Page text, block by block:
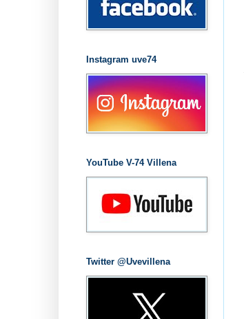
Instagram uve74
YouTube V-74 Villena
Twitter @Uvevillena